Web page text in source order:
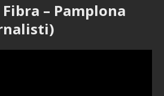
– Pamplona